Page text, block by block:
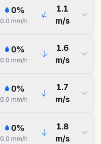
0%
0.0 mm/h
1.1
m/s
0%
0.0 mm/h
1.6
m/s
0%
0.0 mm/h
1.7
m/s
0%
0.0 mm/h
1.8
m/s